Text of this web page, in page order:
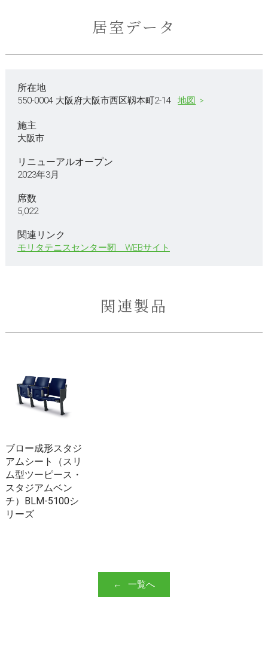
居室データ
所在地
550-0004 大阪府大阪市西区靱本町2-14 地図
施主
大阪市
リニューアルオープン
2023年3月
席数
5,022
関連リンク
モリタテニスセンター靭 WEBサイト
関連製品
ブロー成形スタジ
アムシート（スリ
ム型ツーピース・
スタジアムベン
チ）BLM-5100シ
リーズ
一覧へ